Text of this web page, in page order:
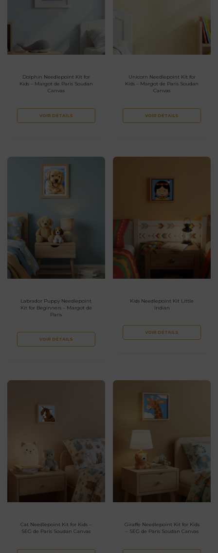
Dolphin Needlepoint Kit for
Kids – Margot de Paris Soudan
Canvas
VOIR DÉTAILS
Unicorn Needlepoint Kit for
Kids – Margot de Paris Soudan
Canvas
VOIR DÉTAILS
Labrador Puppy Needlepoint
Kit for Beginners – Margot de
Paris
VOIR DÉTAILS
Kids Needlepoint Kit Little
Indian
VOIR DÉTAILS
Cat Needlepoint Kit for Kids –
SEG de Paris Soudan Canvas
Giraffe Needlepoint Kit for Kids
– SEG de Paris Soudan Canvas